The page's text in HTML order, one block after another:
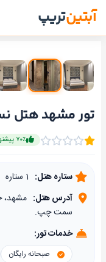
آبتینتریپ
تور مشهد هتل
۷۰٪ پیشنهاد شده
ستاره هتل:
آدرس هتل:
سمت چپ.
خدمات تور:
صبحانه رایگان